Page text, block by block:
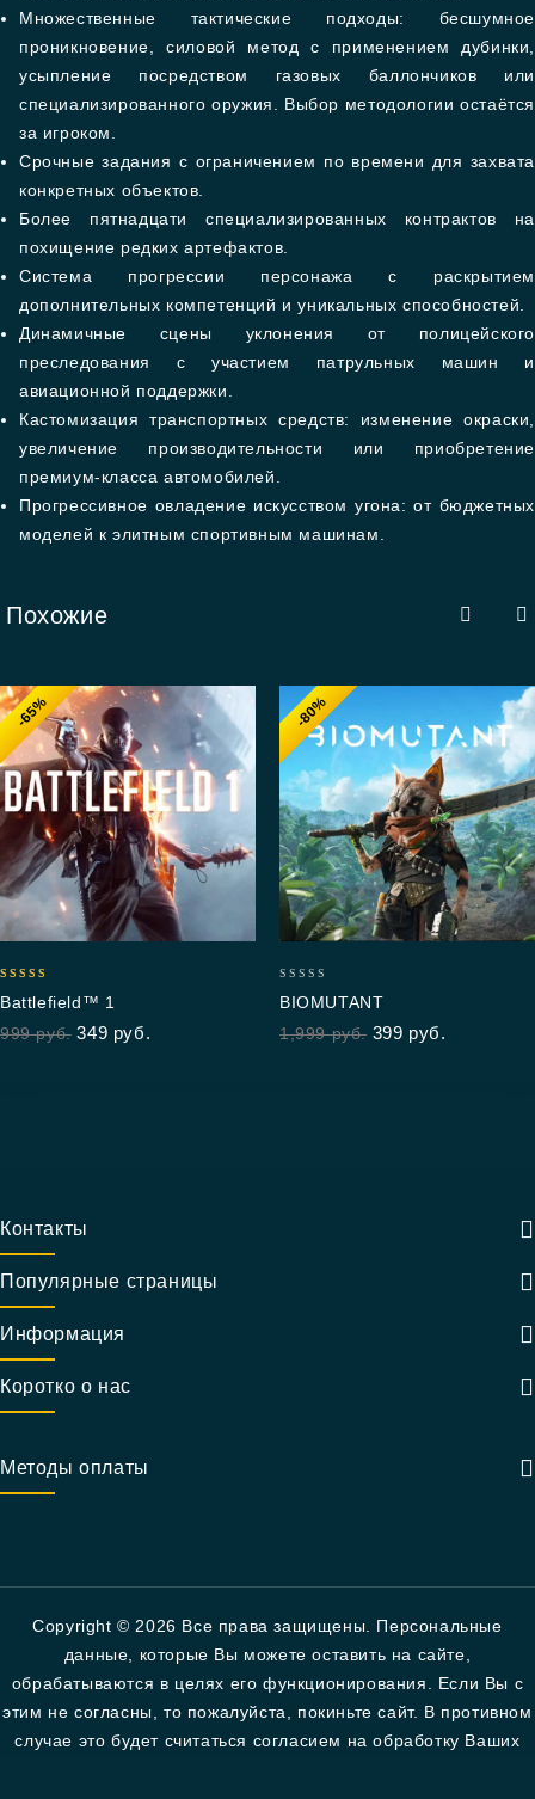
Множественные тактические подходы: бесшумное
проникновение, силовой метод с применением дубинки,
усыпление посредством газовых баллончиков или
специализированного оружия. Выбор методологии остаётся
за игроком.
Срочные задания с ограничением по времени для захвата
конкретных объектов.
Более пятнадцати специализированных контрактов на
похищение редких артефактов.
Система прогрессии персонажа с раскрытием
дополнительных компетенций и уникальных способностей.
Динамичные сцены уклонения от полицейского
преследования с участием патрульных машин и
авиационной поддержки.
Кастомизация транспортных средств: изменение окраски,
увеличение производительности или приобретение
премиум-класса автомобилей.
Прогрессивное овладение искусством угона: от бюджетных
моделей к элитным спортивным машинам.
Похожие
-65%
out of 5
Battlefield™ 1
999руб. 349 руб.
-80%
out
of
BIOMUTANT
1,999руб. 399 руб.
Контакты
Популярные страницы
Информация
Коротко о нас
Методы оплаты
Copyright © 2026 Все права защищены. Персональные
данные, которые Вы можете оставить на сайте,
обрабатываются в целях его функционирования. Если Вы с
этим не согласны, то пожалуйста, покиньте сайт. В противном
случае это будет считаться согласием на обработку Ваших